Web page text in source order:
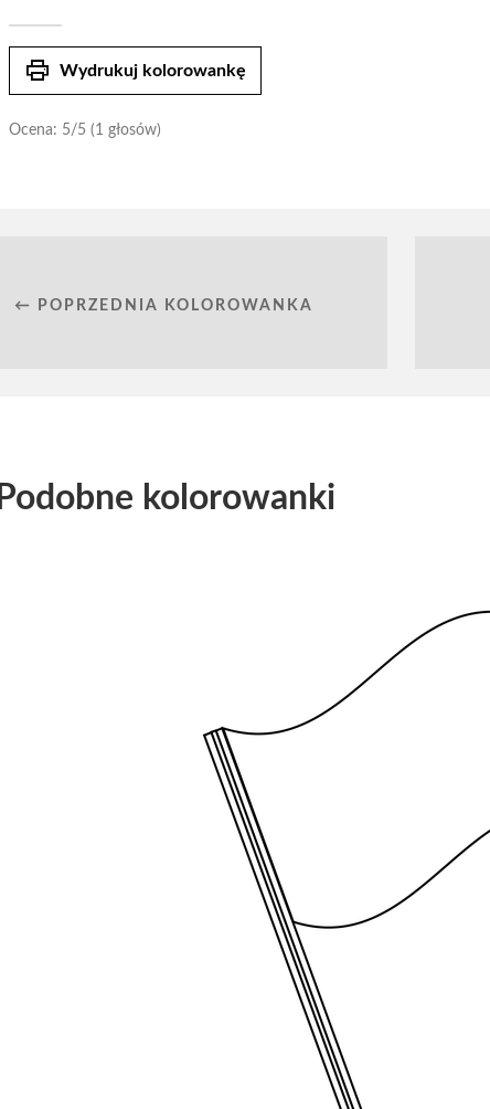
print Wydrukuj kolorowankę
Ocena: 5/5 (1 głosów)
← POPRZEDNIA KOLOROWANKA
Podobne kolorowanki